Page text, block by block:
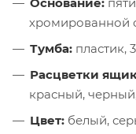
хромированной
Тумба: пластик,
Расцветки
красный,
Цвет: белый,